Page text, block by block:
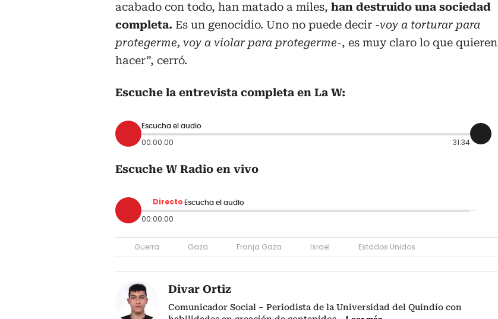
acabado con todo, han matado a miles, han destruido una sociedad
completa. Es un genocidio. Uno no puede decir -voy a torturar para
protegerme, voy a violar para protegerme-, es muy claro lo que quieren
hacer”, cerró.
Escuche la entrevista completa en La W:
Escucha el audio
00:00:00 31:34
Escuche W Radio en vivo
Directo Escucha el audio
00:00:00
Guerra Gaza Franja Gaza Israel Estados Unidos
Divar Ortiz
Comunicador Social – Periodista de la Universidad del Quindío con